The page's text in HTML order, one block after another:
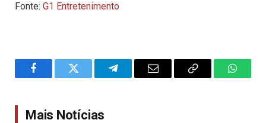
Fonte: G1 Entretenimento
FacebookTwitter TelegramEmail
Copy
Mais Notícias